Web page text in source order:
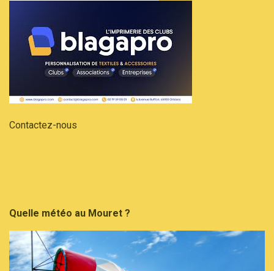
Contactez-nous
Quelle météo au Mouret ?